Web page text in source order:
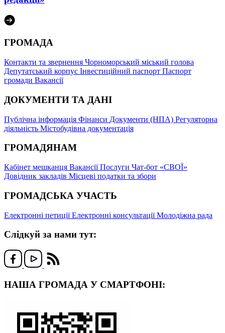
ГРОМАДА
Контакти та звернення Чорноморський міський голова
Депутатський корпус Інвестиційний паспорт Паспорт
громади Вакансії
ДОКУМЕНТИ ТА ДАНІ
Публічна інформація Фінанси Документи (НПА) Регуляторна
діяльність Містобудівна документація
ГРОМАДЯНАМ
Кабінет мешканця ВакансіїПослуги Чат-бот «СВОЇ»
Довідник закладів Місцеві податки та збори
ГРОМАДСЬКА УЧАСТЬ
Електронні петиціїЕлектронні консультаціїМолодіжна рада
Слідкуй за нами тут:
НАША ГРОМАДА У СМАРТФОНІ: